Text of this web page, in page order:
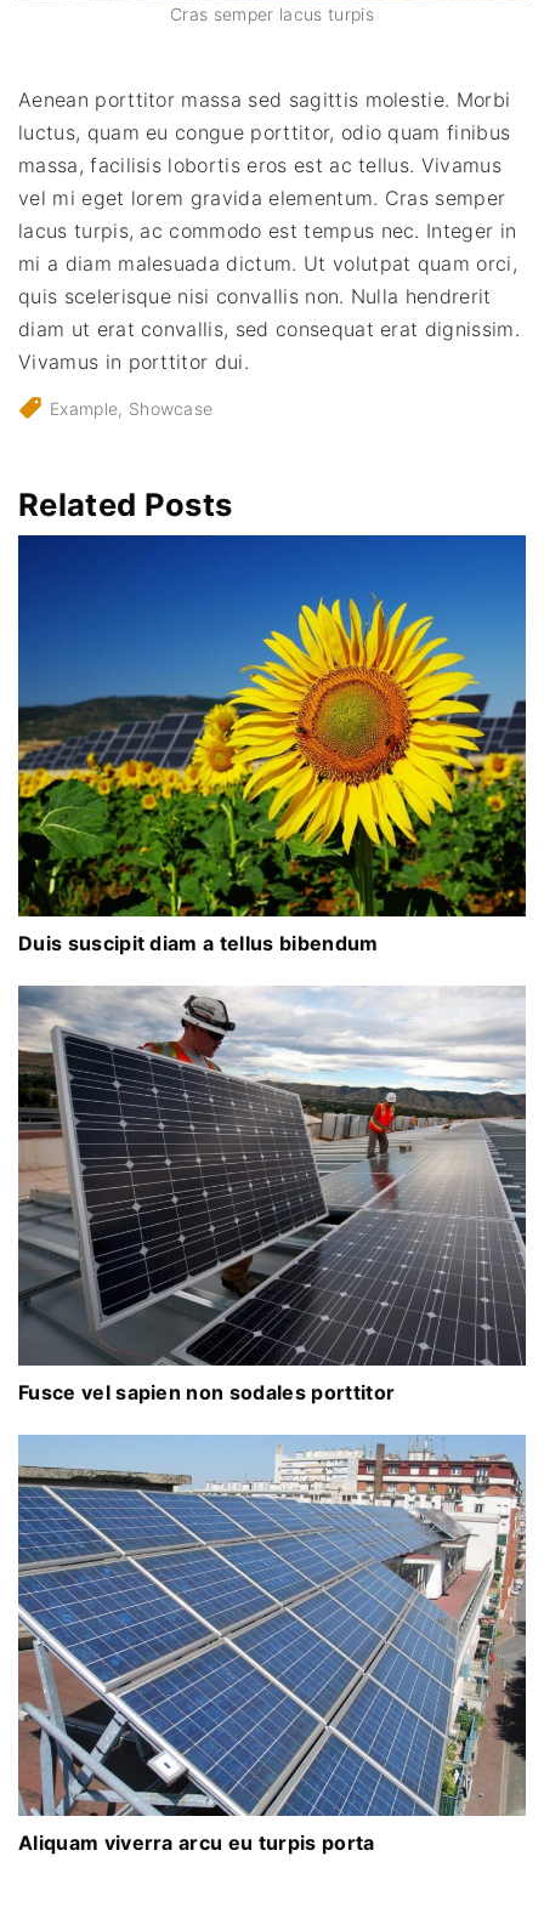
Cras semper lacus turpis
Aenean porttitor massa sed sagittis molestie. Morbi
luctus, quam eu congue porttitor, odio quam finibus
massa, facilisis lobortis eros est ac tellus. Vivamus
vel mi eget lorem gravida elementum. Cras semper
lacus turpis, ac commodo est tempus nec. Integer in
mi a diam malesuada dictum. Ut volutpat quam orci,
quis scelerisque nisi convallis non. Nulla hendrerit
diam ut erat convallis, sed consequat erat dignissim.
Vivamus in porttitor dui.
Example Showcase
Related Posts
Duis suscipit diam a tellus bibendum
Fusce vel sapien non sodales porttitor
Aliquam viverra arcu eu turpis porta